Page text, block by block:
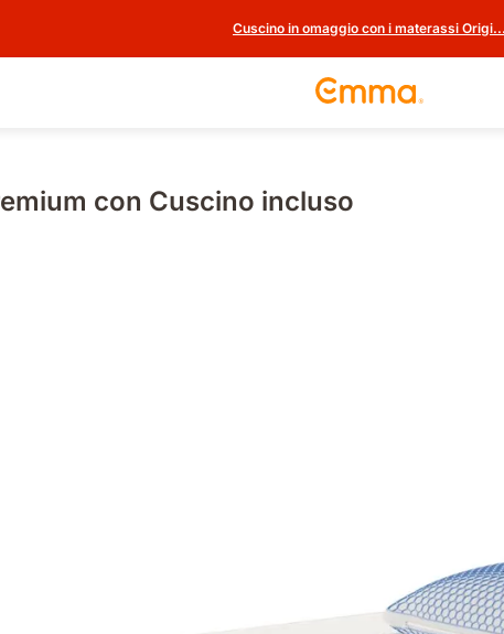
Cuscino in omaggio con i materassi Origi...
con Cuscino incluso